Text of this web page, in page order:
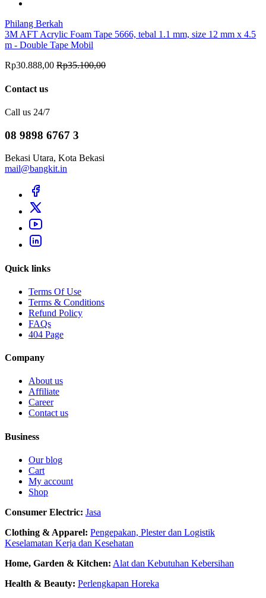
Philang Berkah
3M AFT Acrylic Foam Tape 5666, tebal 1.1 mm, size 12 mm x 4.5
m - Double Tape Mobil
Rp30.888,00 Rp35.100,00
Contact us
Call us 24/7
08 9898 6767 3
Bekasi Utara, Kota Bekasi
mail@bangkit.in
Quick links
Terms Of Use
Terms & Conditions
Refund Policy
FAQs
404 Page
Company
About us
Affiliate
Career
Contact us
Business
Our blog
Cart
My account
Shop
Consumer Electric: Jasa
Clothing & Apparel: Pengepakan, Plester dan Logistik
Keselamatan Kerja dan Kesehatan
Home, Garden & Kitchen: Alat dan Kebutuhan Kebersihan
Health & Beauty: Perlengkapan Horeka